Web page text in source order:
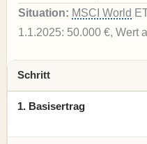
Situation: MSCI World
1.1.2025: 50.000 €, Wert
Schritt
1. Basisertrag